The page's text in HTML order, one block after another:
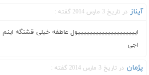
آیناز در تاریخ 3 مارس 2014 گفته :
اییییییییییییییییییییول عاطفه خیلی قشنگه
اجی
پژمان در تاریخ 3 مارس 2014 گفته :